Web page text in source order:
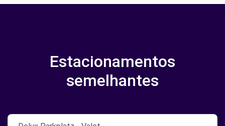
Estacionamentos
semelhantes